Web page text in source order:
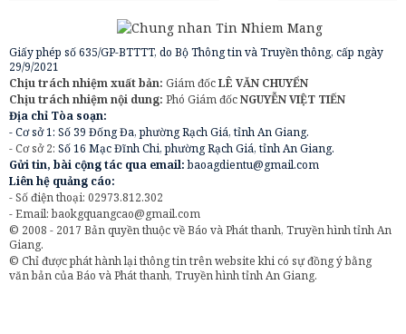
Giấy phép số 635/GP-BTTTT, do Bộ Thông tin và Truyền thông, cấp ngày
29/9/2021
Chịu trách nhiệm xuất bản: Giám đốcLÊ VĂN CHUYỂN
Chịu trách nhiệm nội dung: Phó Giám đốcNGUYỄN VIỆT TIẾN
Địa chỉ Tòa soạn:
- Cơ sở 1: Số 39 Đống Đa, phường Rạch Giá, tỉnh An Giang.
- Cơ sở 2: Số 16 Mạc Đĩnh Chi, phường Rạch Giá, tỉnh An Giang.
Gửi tin, bài cộng tác qua email:baoagdientu@gmail.com
Liên hệ quảng cáo:
- Số điện thoại: 02973.812.302
- Email:baokgquangcao@gmail.com
© 2008 - 2017 Bản quyền thuộc về Báo và Phát thanh, Truyền hình tỉnh An
Giang.
© Chỉ được phát hành lại thông tin trên website khi có sự đồng ý bằng
văn bản của Báo và Phát thanh, Truyền hình tỉnh An Giang.